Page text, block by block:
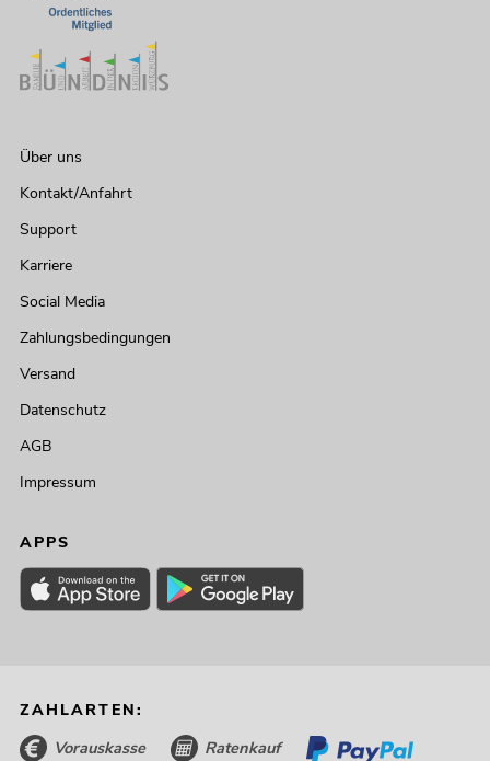
Über uns
Kontakt/Anfahrt
Support
Karriere
Social Media
Zahlungsbedingungen
Versand
Datenschutz
AGB
Impressum
APPS
ZAHLARTEN:
Vorauskasse Ratenkauf